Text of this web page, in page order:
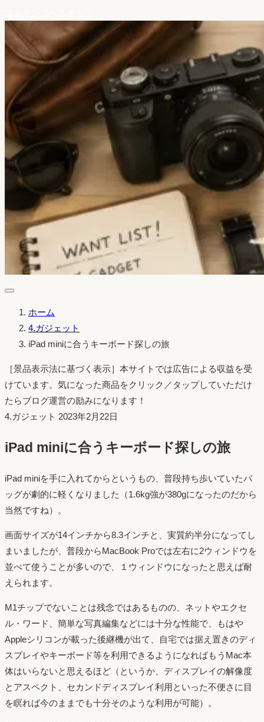
ホーム
4.ガジェット
iPad miniに合うキーボード探しの旅
［景品表示法に基づく表示］本サイトでは広告による収益を受
けています。気になった商品をクリック／タップしていただけ
たらブログ運営の励みになります！
4.ガジェット 投
日：
2023年2月22日
iPad miniに合うキーボード探しの旅
iPad miniを手に入れてからというもの、普段持ち歩いていたバ
ッグが劇的に軽くなりました（1.6kg強が380gになったのだから
当然ですね）。
画面サイズが14インチから8.3インチと、実質約半分になってし
まいましたが、普段からMacBook Proでは左右に2ウィンドウを
並べて使うことが多いので、１ウィンドウになったと思えば耐
えられます。
M1チップでないことは残念ではあるものの、ネットやエクセ
ル・ワード、簡単な写真編集などには十分な性能で、もはや
Appleシリコンが載った後継機が出て、自宅では据え置きのディ
スプレイやキーボード等を利用できるようになればもうMac本
体はいらないと思えるほど（というか、ディスプレイの解像度
とアスペクト、セカンドディスプレイ利用といった不便さに目
を瞑れば今のままでも十分そのような利用が可能）。